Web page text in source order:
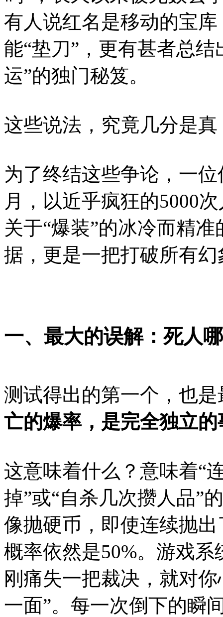
有人说红名是移动的宝
能“垫刀”，更有甚者总
运”的独门秘笈。
这些说法，究竟几分是
为了终结这些争论，一
月，以近乎疯狂的5000
关于“爆装”的冰冷而精
据，更是一把打破所有
一、最大的误解：死人
测试得出的第一个，也
亡的爆率，是完全独立的
这意味着什么？意味着“
掉”或“自杀几次攒人品”
像抛硬币，即使连续抛
概率依然是50%。游戏
刚痛失一把裁决，就对
一面”。每一次倒下的瞬